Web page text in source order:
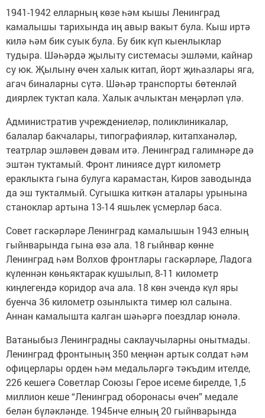
1941-1942 елларның көзе һәм кышы Ленинград
камалышы тарихында иң авыр вакыт була. Кыш иртә
килә һәм бик суык була. Бу бик күп кыенлыклар
тудыра. Шәһәрдә җылыту системасы эшләми, кайнар
су юк. Җылыну өчен халык китап, йорт җиһазлары яга,
агач биналарны сүтә. Шәһәр транспорты бөтенләй
диярлек туктап кала. Халык ачлыктан меңәрләп үлә.
Административ учреждениеләр, поликлиникалар,
балалар бакчалары, типографияләр, китапханәләр,
театрлар эшләвен дәвам итә. Ленинград галимнәре дә
эштән туктамый. Фронт линиясе дүрт километр
ераклыкта гына булуга карамастан, Киров заводында
да эш тукталмый. Сугышка киткән аталары урынына
станоклар артына 13-14 яшьлек үсмерләр баса.
Совет гаскәрләре Ленинград камалышын 1943 елның
гыйнварында гына өзә ала. 18 гыйнвар көнне
Ленинград һәм Волхов фронтлары гаскәрләре, Ладога
күленнән көньяктарак кушылып, 8-11 километр
киңлегендә коридор ача ала. 18 көн эчендә күл яры
буенча 36 километр озынлыкта тимер юл салына.
Аннан камалышта калган шәһәргә поездлар юнәлә.
Ватаныбыз Ленинградны саклаучыларны онытмады.
Ленинград фронтының 350 меңнән артык солдат һәм
офицерлары орден һәм медальләргә тәкъдим ителде,
226 кешегә Советлар Союзы Герое исеме бирелде, 1,5
миллион кеше “Ленинград оборонасы өчен” медале
белән бүләкләнде. 1945нче елның 20 гыйнварында